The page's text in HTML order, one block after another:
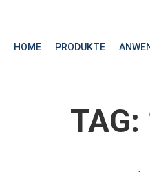
HOME PRODUKTE
TAG: